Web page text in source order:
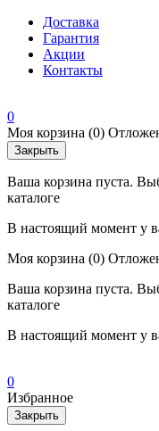
Доставка
Гарантия
Акции
Контакты
0
Моя корзина (0)
Закрыть
Ваша корзина пуста.
каталоге
В настоящий момент у
Моя корзина (0)
Ваша корзина пуста.
каталоге
В настоящий момент у
0
Избранное
Закрыть